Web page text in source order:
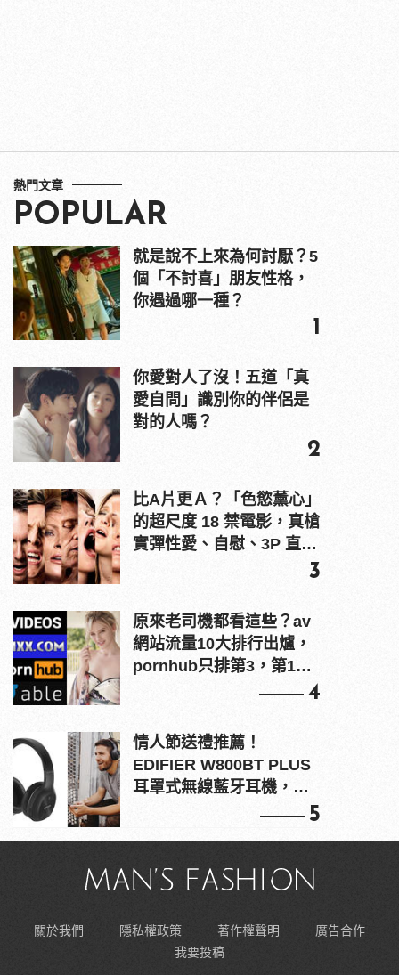
熱門文章
POPULAR
就是說不上來為何討厭？5
個「不討喜」朋友性格，
你遇過哪一種？
1
你愛對人了沒！五道「真
愛自問」識別你的伴侶是
對的人嗎？
2
比A片更Ａ？「色慾薰心」
的超尺度 18 禁電影，真槍
實彈性愛、自慰、3P 直接
3
原來老司機都看這些？av
網站流量10大排行出爐，
pornhub只排第3，第1名
4
情人節送禮推薦！
EDIFIER W800BT PLUS
耳罩式無線藍牙耳機，在
5
關於我們 隱私權政策 著作權聲明
廣告合作
我要投稿